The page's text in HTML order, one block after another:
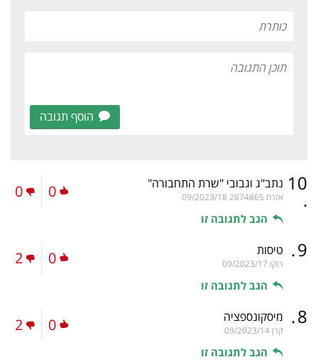
הוסף תגובה
10
.
נתב"ג וגבובי "שרת התחבורה"
אזרח 2874865 09/2023/18
הגב לתגובה זו
0
0
9
. טיסות
רוקו 09/2023/17
הגב לתגובה זו
0
2
8
. מיסקונספציה
קרן09/2023/14
הגב לתגובה זו
0
2